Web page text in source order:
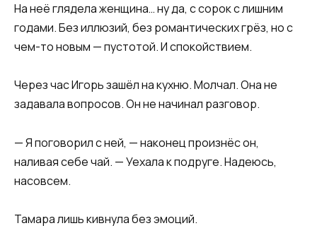
На неё глядела женщина… ну да, с сорок с лишним
годами. Без иллюзий, без романтических грёз, но с
чем-то новым — пустотой. И спокойствием.
Через час Игорь зашёл на кухню. Молчал. Она не
задавала вопросов. Он не начинал разговор.
— Я поговорил с ней, — наконец произнёс он,
наливая себе чай. — Уехала к подруге. Надеюсь,
насовсем.
Тамара лишь кивнула без эмоций.